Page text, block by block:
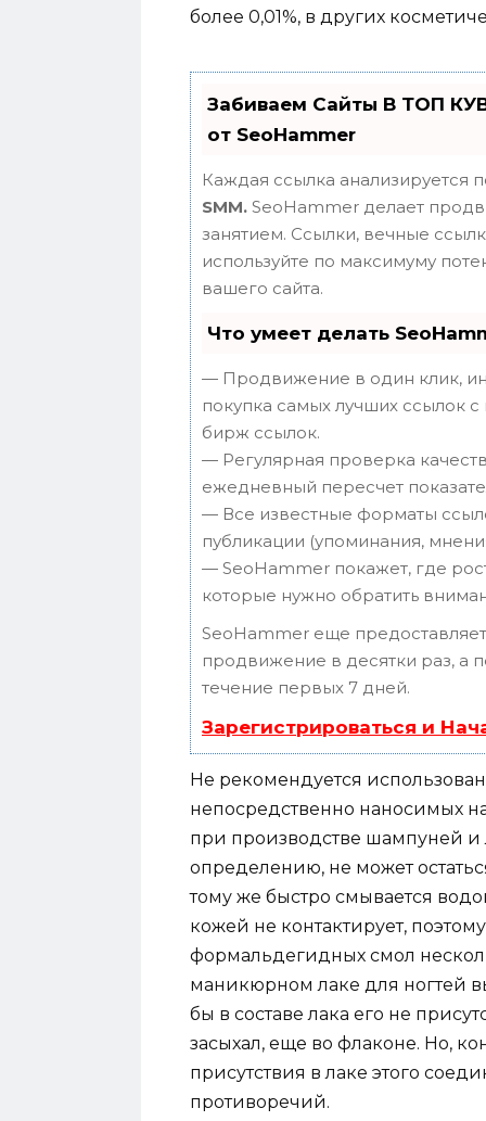
более 0,01%, в других
Забиваем Сайты В ТОП
от SeoHammer
Каждая ссылка анализируется
SMM. SeoHammer делает
занятием. Ссылки, вечные
используйте по максимуму
вашего сайта.
Что умеет делать
— Продвижение в один клик,
покупка самых лучших ссылок
бирж ссылок.
— Регулярная проверка
ежедневный пересчет
— Все известные форматы
публикации (упоминания,
— SeoHammer покажет, где
которые нужно обратить
SeoHammer еще
продвижение в десятки раз, а
течение первых 7 дней.
Зарегистрироваться и
Не рекомендуется
непосредственно наносимых
при производстве шампуней и
определению, не может
тому же быстро смывается
кожей не контактирует,
формальдегидных смол
маникюрном лаке для ногтей
бы в составе лака его не
засыхал, еще во флаконе. Но,
присутствия в лаке этого
противоречий.